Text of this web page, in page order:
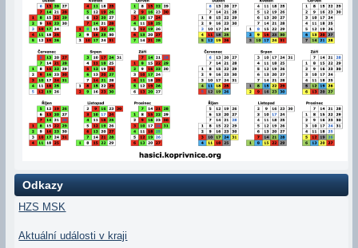
Odkazy
HZS MSK
Aktuální události v kraji